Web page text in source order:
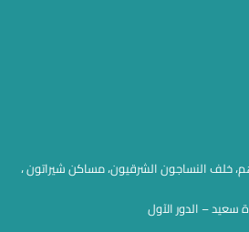
ادهم، خلف النساجون الشرقيون، مساكن شيراتون ،